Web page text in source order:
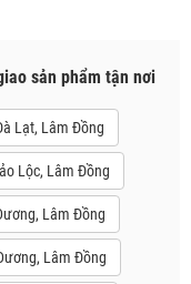
sản phẩm tận nơi
Lạt, Lâm Đồng
Lộc, Lâm Đồng
Lâm Đồng
Lâm Đồng